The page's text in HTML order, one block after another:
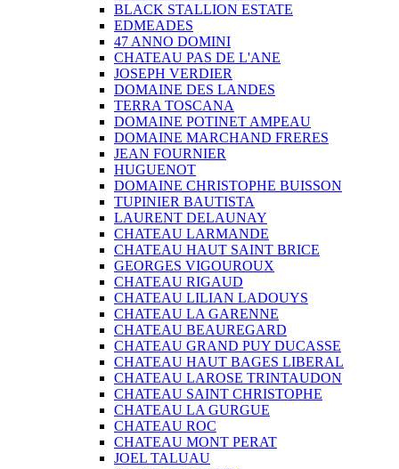
BLACK STALLION ESTATE
EDMEADES
47 ANNO DOMINI
CHATEAU PAS DE L'ANE
JOSEPH VERDIER
DOMAINE DES LANDES
TERRA TOSCANA
DOMAINE POTINET AMPEAU
DOMAINE MARCHAND FRERES
JEAN FOURNIER
HUGUENOT
DOMAINE CHRISTOPHE BUISSON
TUPINIER BAUTISTA
LAURENT DELAUNAY
CHATEAU LARMANDE
CHATEAU HAUT SAINT BRICE
GEORGES VIGOUROUX
CHATEAU RIGAUD
CHATEAU LILIAN LADOUYS
CHATEAU LA GARENNE
CHATEAU BEAUREGARD
CHATEAU GRAND PUY DUCASSE
CHATEAU HAUT BAGES LIBERAL
CHATEAU LAROSE TRINTAUDON
CHATEAU SAINT CHRISTOPHE
CHATEAU LA GURGUE
CHATEAU ROC
CHATEAU MONT PERAT
JOEL TALUAU